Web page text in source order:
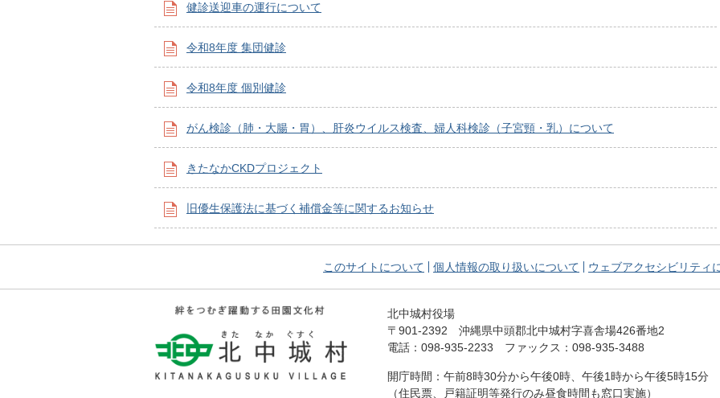
健診送迎車の運行について
令和8年度 集団健診
令和8年度 個別健診
がん検診（肺・大腸・胃）、肝炎ウイルス検査、婦人科検診（子宮頸・乳）について
きたなかCKDプロジェクト
旧優生保護法に基づく補償金等に関するお知らせ
このサイトについて 個人情報の取り扱いについて ウェブアクセシビリティ
北中城村役場
〒901-2392 沖縄県中頭郡北中城村字喜舎場426番地2
電話：098-935-2233 ファックス：098-935-3488
開庁時間：午前8時30分から午後0時、 午後1時から午後5時15分
（住民票、戸籍証明等発行のみ昼食時間も窓口実施）